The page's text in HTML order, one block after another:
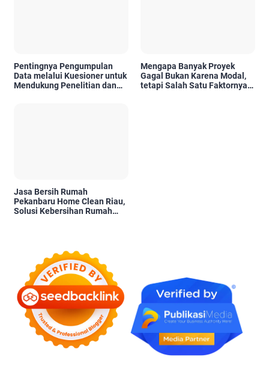
Pentingnya Pengumpulan
Data melalui Kuesioner untuk
Mendukung Penelitian dan
Mengapa Banyak Proyek
Gagal Bukan Karena Modal,
tetapi Salah Satu Faktornya
Jasa Bersih Rumah
Pekanbaru Home Clean Riau,
Solusi Kebersihan Rumah